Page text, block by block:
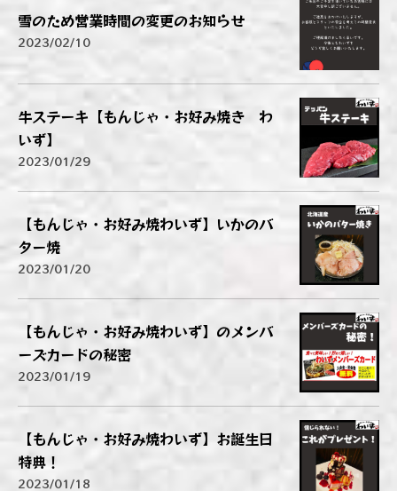
雪のため営業時間の変更のお知らせ
2023/02/10
牛ステーキ【もんじゃ・お好み焼き わ
いず】
2023/01/29
【もんじゃ・お好み焼わいず】いかのバ
ター焼
2023/01/20
【もんじゃ・お好み焼わいず】のメンバ
ーズカードの秘密
2023/01/19
【もんじゃ・お好み焼わいず】お誕生日
特典！
2023/01/18